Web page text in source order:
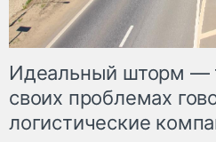
Идеальный шторм —
своих проблемах
логистические